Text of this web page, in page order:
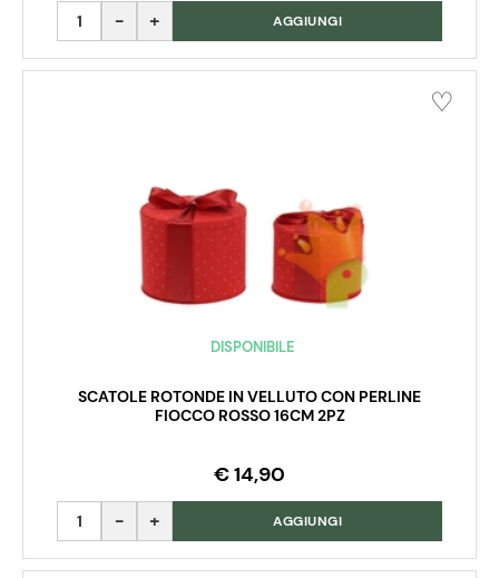
Quantità AGGIUNGI
DISPONIBILE
SCATOLE ROTONDE IN VELLUTO CON PERLINE
FIOCCO ROSSO 16CM 2PZ
€ 14,90
Quantità AGGIUNGI